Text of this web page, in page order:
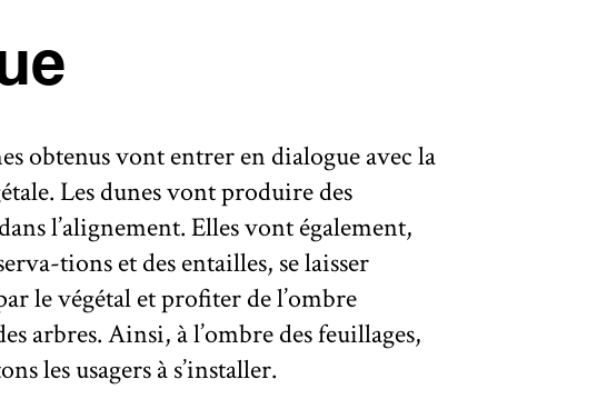
obtenus vont entrer en dialogue avec la
Les dunes vont produire des
l’alignement. Elles vont également,
tions et des entailles, se laisser
le végétal et profiter de l’ombre
arbres. Ainsi, à l’ombre des feuillages,
les usagers à s’installer.